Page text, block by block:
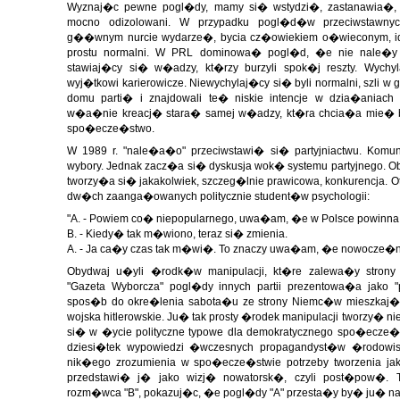
Wyznaj�c pewne pogl�dy, mamy si� wstydzi�,
mocno odizolowani. W przypadku pogl�d�w
g��wnym nurcie wydarze�, bycia cz�owiekiem
prostu normalni. W PRL dominowa� pogl�d, �e nie
stawiaj�cy si� w�adzy, kt�rzy burzyli spok�j reszty.
wyj�tkowi karierowicze. Niewychylaj�cy si� byli normalni, szli w
domu parti� i znajdowali te� niskie intencje w
w�a�nie kreacj� stara� samej w�adzy, kt�ra chcia�a mie�
spo�ecze�stwo.
W 1989 r. "nale�a�o" przeciwstawi� si� partyjniactwu.
wybory. Jednak zacz�a si� dyskusja wok� systemu
tworzy�a si� jakakolwiek, szczeg�lnie prawicowa, konkurencja.
dw�ch zaanga�owanych politycznie student�w psychologii:
"A. - Powiem co� niepopularnego, uwa�am, �e w Polsce
B. - Kiedy� tak m�wiono, teraz si� zmienia.
A. - Ja ca�y czas tak m�wi�. To znaczy uwa�am, �e
Obydwaj u�yli �rodk�w manipulacji, kt�re zalewa�y strony
"Gazeta Wyborcza" pogl�dy innych partii prezentowa�a
spos�b do okre�lenia sabota�u ze strony Niemc�w
wojska hitlerowskie. Ju� tak prosty �rodek manipulacji tworzy�
si� w �ycie polityczne typowe dla demokratycznego
dziesi�tek wypowiedzi �wczesnych propagandyst�w
nik�ego zrozumienia w spo�ecze�stwie potrzeby tworzenia
przedstawi� j� jako wizj� nowatorsk�, czyli
rozm�wca "B", pokazuj�c, �e pogl�dy "A" przesta�y by� ju� na